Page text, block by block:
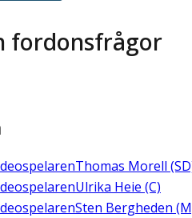
fordonsfrågor
Thomas Morell
Ulrika Heie (C)
Sten Bergheden